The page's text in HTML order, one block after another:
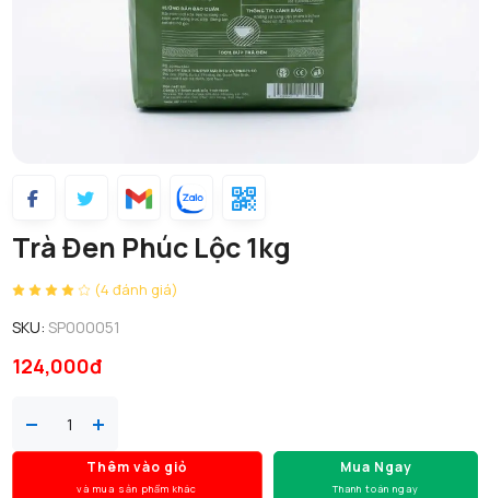
Trà Đen Phúc Lộc 1kg
(4 đánh giá)
SKU: SP000051
124,000đ
Thêm vào giỏ
và mua sản phẩm khác
Mua Ngay
Thanh toán ngay